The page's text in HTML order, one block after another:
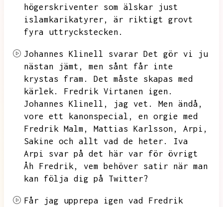
högerskriventer som älskar just
islamkarikatyrer,
är riktigt grovt
fyra uttryckstecken.
Johannes Klinell svarar Det gör vi ju
nästan jämt,
men sånt får inte
krystas fram.
Det måste skapas med
kärlek.
Fredrik Virtanen igen.
Johannes Klinell,
jag vet.
Men ändå,
vore ett kanonspecial,
en orgie med
Fredrik Malm,
Mattias Karlsson,
Arpi,
Sakine och allt vad de heter.
Iva
Arpi svar på det här var för övrigt
Åh Fredrik,
vem behöver satir när man
kan följa dig på Twitter?
Får jag upprepa igen vad Fredrik